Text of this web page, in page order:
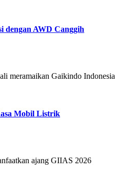
dengan AWD Canggih
meramaikan Gaikindo Indonesia
Mobil Listrik
ajang GIIAS 2026